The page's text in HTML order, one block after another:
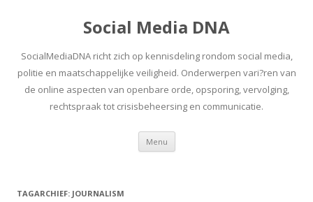
Social Media DNA
SocialMediaDNA richt zich op kennisdeling rondom social media,
politie en maatschappelijke veiligheid. Onderwerpen vari?ren van
de online aspecten van openbare orde, opsporing, vervolging,
rechtspraak tot crisisbeheersing en communicatie.
Menu Spring
inhoud
TAGARCHIEF: JOURNALISM